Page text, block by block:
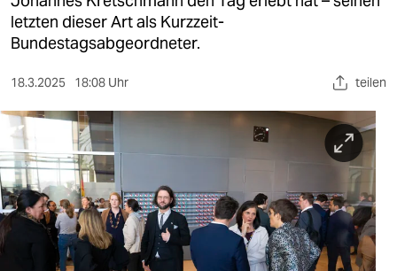
gesellschaft
kultur
sport
berlin
nord
wahrheit
verlag
letzten dieser Art als Kurzzeit-
Bundestagsabgeordneter.
18.3.2025 18:08 Uhr teilen